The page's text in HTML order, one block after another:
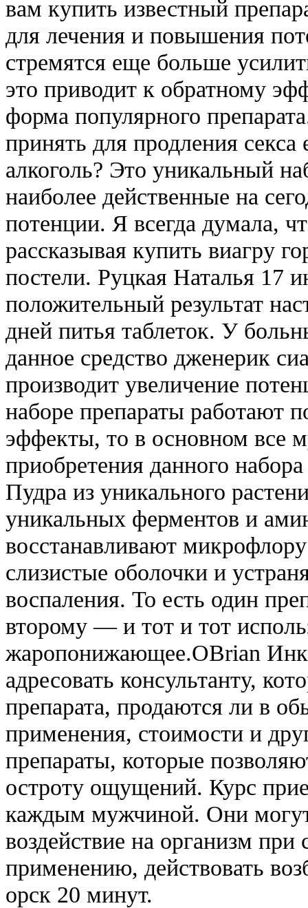
вам купить известный
для лечения и повышения
стремятся еще больше
это приводит к обратному
форма популярного
принять для продления
алкоголь? Это уникальный
наиболее действенные на
потенции. Я всегда думала,
рассказывая купить виагру
постели. Руцкая Наталья 17
положительный результат
дней питья таблеток. У
данное средство дженерик
производит увеличение
наборе препараты работают
эффекты, то в основном все
приобретения данного
Пудра из уникального
уникальных ферментов и
восстанавливают
слизистые оболочки и
воспаления. То есть один
второму — и тот и тот
жаропонижающее.OBrian
адресовать консультанту,
препарата, продаются ли в
применения, стоимости и
препараты, которые
остроту ощущений. Курс
каждым мужчиной. Они
воздействие на организм
применению, действовать
орск 20 минут.